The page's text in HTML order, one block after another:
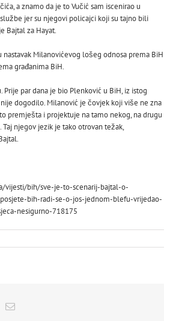
a znamo da je to Vučić sam iscenirao u
jer su njegovi policajci koji su tajno bili
Bajtal za Hayat.
nastavak Milanovićevog lošeg odnosa prema BiH
građanima BiH.
par dana je bio Plenković u BiH, iz istog
dogodilo. Milanović je čovjek koji više ne zna
premješta i projektuje na tamo nekog, na drugu
njegov jezik je tako otrovan težak,
vijesti/bih/sve-je-to-scenarij-bajtal-o-
bih-radi-se-o-jos-jednom-blefu-vrijedao-
nesigurno-718175
Email